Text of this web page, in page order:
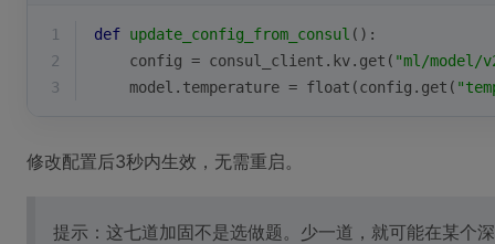
1 def update_config_from_consul ():
2
    config = consul_client.kv.get(
"ml/model/
3
    model.temperature =
float (config.get(
修改配置后3秒内生效，无需重启。
提示：这七道加固不是选做题。少一道，就可能在某个